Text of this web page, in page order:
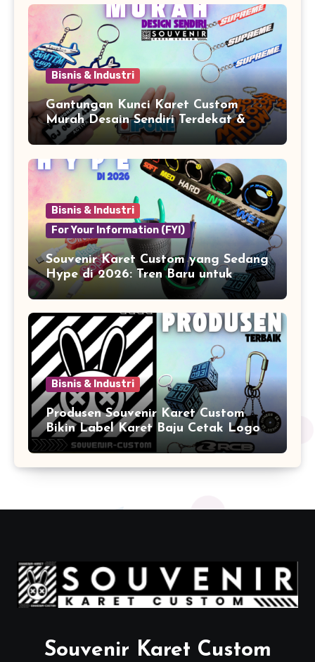
Bisnis & Industri
Gantungan Kunci Karet Custom
Murah Desain Sendiri Terdekat &
Berkualitas
Bisnis & Industri
For Your Information (FYI)
Souvenir Karet Custom yang Sedang
Hype di 2026: Tren Baru untuk
Branding & Lifestyle
Bisnis & Industri
Produsen Souvenir Karet Custom
Bikin Label Karet Baju Cetak Logo
Karet Sintetis
Souvenir Karet Custom